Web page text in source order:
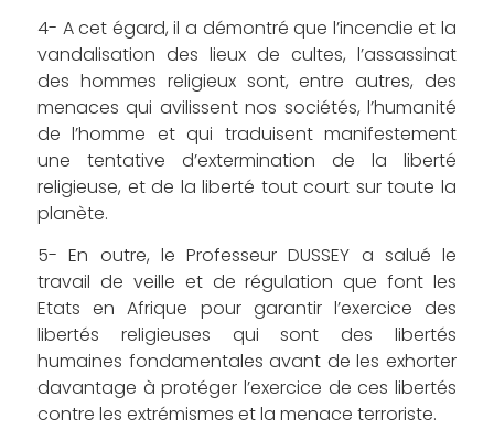
4- A cet égard, il a démontré que l’incendie et la
vandalisation des lieux de cultes, l’assassinat
des hommes religieux sont, entre autres, des
menaces qui avilissent nos sociétés, l’humanité
de l’homme et qui traduisent manifestement
une tentative d’extermination de la liberté
religieuse, et de la liberté tout court sur toute la
planète.
5- En outre, le Professeur DUSSEY a salué le
travail de veille et de régulation que font les
Etats en Afrique pour garantir l’exercice des
libertés religieuses qui sont des libertés
humaines fondamentales avant de les exhorter
davantage à protéger l’exercice de ces libertés
contre les extrémismes et la menace terroriste.